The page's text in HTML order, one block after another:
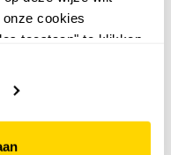
cookies
toestaan" te klikken.